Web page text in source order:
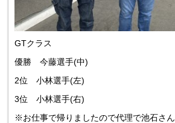
GTクラス
優勝 今藤選手(中)
2位 小林選手(左)
3位 小林選手(右)
※お仕事で帰りましたので代理で池石さん